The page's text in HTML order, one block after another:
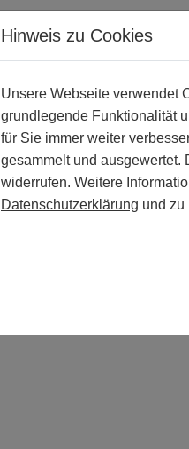
Hinweis zu Cookies
Unsere Webseite verwendet
grundlegende Funktionalität
für Sie immer weiter
gesammelt und ausgewertet.
widerrufen. Weitere
Datenschutzerklärung und zu